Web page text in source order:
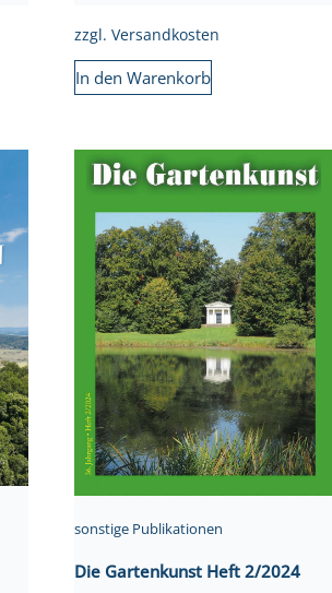
zzgl. Versandkosten
In den Warenkorb
sonstige Publikationen
Die Gartenkunst Heft 2/2024